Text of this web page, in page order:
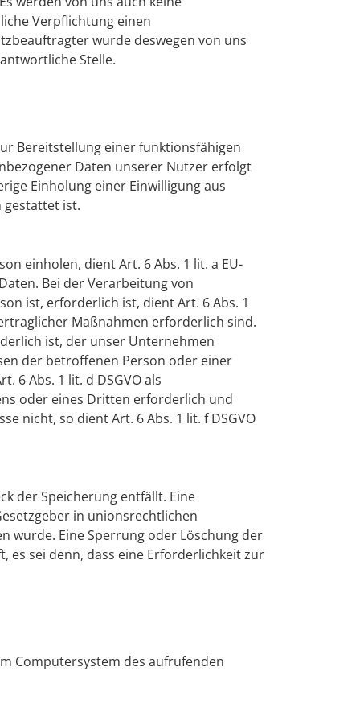
Verpflichtung einen
wurde deswegen von uns
Stelle.
Bereitstellung einer funktionsfähigen
Daten unserer Nutzer erfolgt
Einholung einer Einwilligung aus
gestattet ist.
einholen, dient Art. 6 Abs. 1 lit. a EU-
Bei der Verarbeitung von
ist, erforderlich ist, dient Art. 6 Abs. 1
Maßnahmen erforderlich sind.
ist, der unser Unternehmen
der betroffenen Person oder einer
6 Abs. 1 lit. d DSGVO als
oder eines Dritten erforderlich und
nicht, so dient Art. 6 Abs. 1 lit. f DSGVO
der Speicherung entfällt. Eine
in unionsrechtlichen
wurde. Eine Sperrung oder Löschung der
es sei denn, dass eine Erforderlichkeit zur
Computersystem des aufrufenden